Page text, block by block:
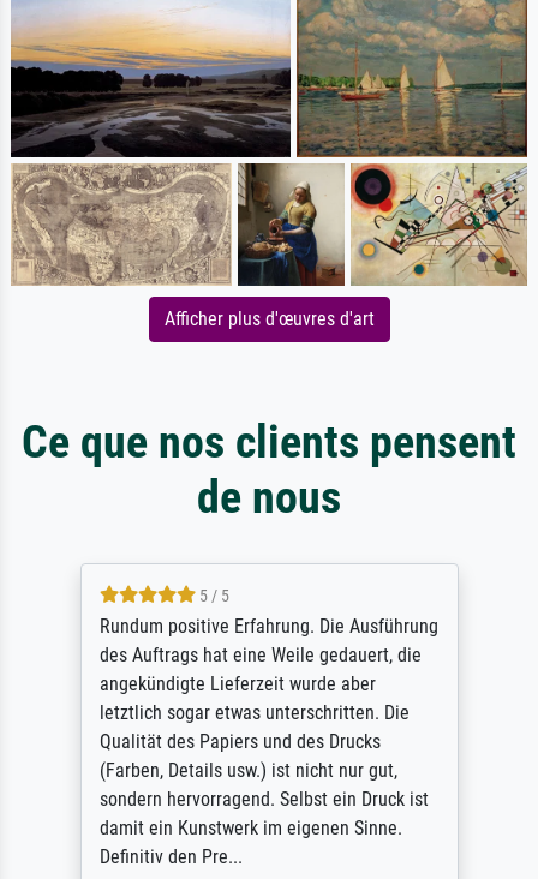
Afficher plus d'œuvres d'art
Ce que nos clients pensent
de nous
5 / 5
Rundum positive Erfahrung. Die Ausführung
des Auftrags hat eine Weile gedauert, die
angekündigte Lieferzeit wurde aber
letztlich sogar etwas unterschritten. Die
Qualität des Papiers und des Drucks
(Farben, Details usw.) ist nicht nur gut,
sondern hervorragend. Selbst ein Druck ist
damit ein Kunstwerk im eigenen Sinne.
Definitiv den Pre...